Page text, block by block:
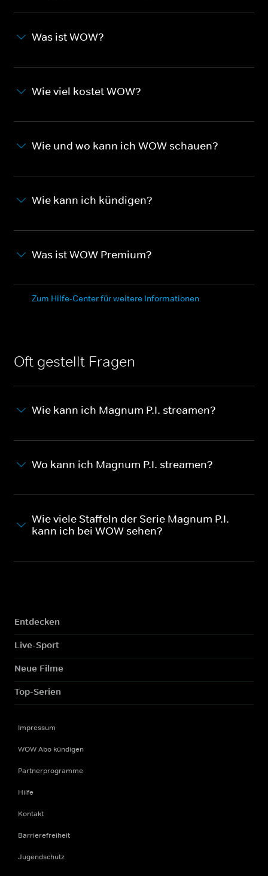
Was ist WOW?
Wie viel kostet WOW?
Wie und wo kann ich WOW schauen?
Wie kann ich kündigen?
Was ist WOW Premium?
Zum Hilfe-Center für weitere Informationen
Oft gestellt Fragen
Wie kann ich Magnum P.I. streamen?
Wo kann ich Magnum P.I. streamen?
Wie viele Staffeln der Serie Magnum P.I.
kann ich bei WOW sehen?
Entdecken
Live-Sport
Neue Filme
Top-Serien
Impressum
WOW Abo kündigen
Partnerprogramme
Hilfe
Kontakt
Barrierefreiheit
Jugendschutz